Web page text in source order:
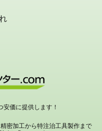
価に提供します！
密加⼯から特注治⼯具製作まで